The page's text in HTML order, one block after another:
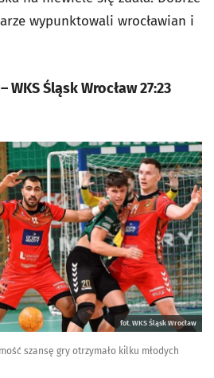
wypunktowali wrocławian i
WKS Śląsk Wrocław 27:23
fot. WKS Śląsk Wrocław
szansę gry otrzymało kilku młodych